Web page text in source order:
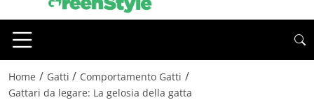
Home / Gatti / Comportamento Gatti /
Gattari da legare: La gelosia della gatta